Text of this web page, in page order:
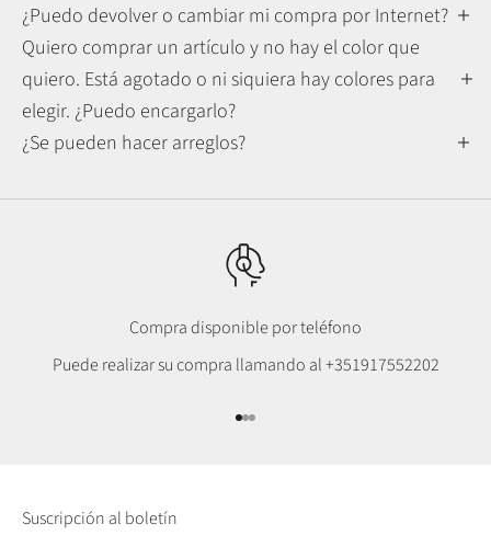
¿Puedo devolver o cambiar mi compra por Internet?
Quiero comprar un artículo y no hay el color que
quiero. Está agotado o ni siquiera hay colores para
elegir. ¿Puedo encargarlo?
¿Se pueden hacer arreglos?
Compra disponible por teléfono
Puede realizar su compra llamando al+351917552202
Ir al punto 1
Ir al punto 2
Ir al punto 3
Suscripción al boletín